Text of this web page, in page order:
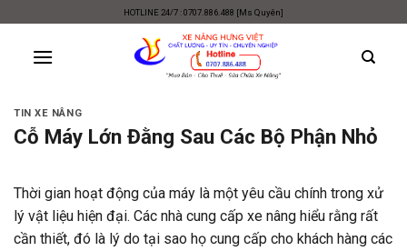
content
HOTLINE 24/7 : 0707.886.488 [Ms Quyên]
TIN XE NÂNG
Cỗ Máy Lớn Đằng Sau Các Bộ Phận Nhỏ
Thời gian hoạt động của máy là một yêu cầu chính trong xử
lý vật liệu hiện đại. Các nhà cung cấp xe nâng hiểu rằng rất
cần thiết, đó là lý do tại sao họ cung cấp cho khách hàng các